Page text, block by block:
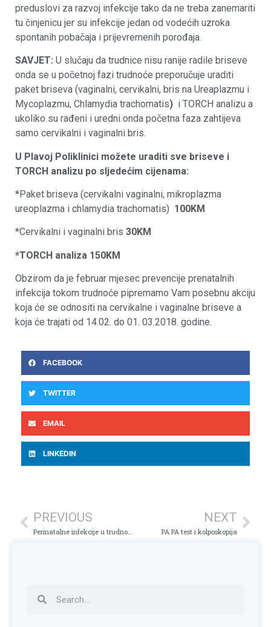
preduslovi za razvoj infekcije tako da ne treba zanemariti
tu činjenicu jer su infekcije jedan od vodećih uzroka
spontanih pobačaja i prijevremenih porođaja.
SAVJET: U slučaju da trudnice nisu ranije radile briseve
onda se u početnoj fazi trudnoće preporučuje uraditi
paket briseva (vaginalni, cervikalni, bris na Ureaplazmu i
Mycoplazmu, Chlamydia trachomatis) i TORCH analizu a
ukoliko su rađeni i uredni onda početna faza zahtijeva
samo cervikalni i vaginalni bris.
U Plavoj Poliklinici možete uraditi sve briseve i
TORCH analizu po sljedećim cijenama:
*Paket briseva (cervikalni vaginalni, mikroplazma
ureoplazma i chlamydia trachomatis) 100KM
*Cervikalni i vaginalni bris 30KM
*TORCH analiza 150KM
Obzirom da je februar mjesec prevencije prenatalnih
infekcija tokom trudnoće pipremamo Vam posebnu akciju
koja će se odnositi na cervikalne i vaginalne briseve a
koja će trajati od 14.02. do 01. 03.2018. godine.
FACEBOOK
TWITTER
EMAIL
LINKEDIN
PREVIOUS NEXT
PA PA test i kolposkopija